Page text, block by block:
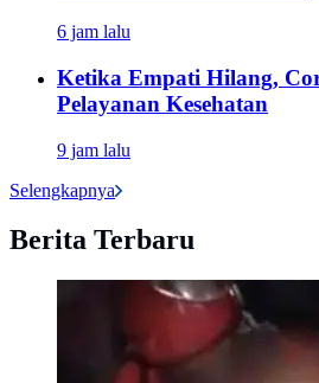
6 jam lalu
Ketika Empati Hilang,
Pelayanan Kesehatan
9 jam lalu
Selengkapnya
Berita Terbaru